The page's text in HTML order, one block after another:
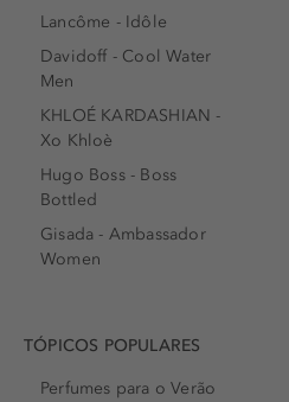
Lancôme - Idôle
Davidoff - Cool Water
Men
KHLOÉ KARDASHIAN -
Xo Khloè
Hugo Boss - Boss
Bottled
Gisada - Ambassador
Women
TÓPICOS POPULARES
Perfumes para o Verão